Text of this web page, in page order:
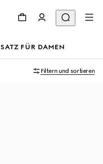
FÜR DAMEN
Filtern und sortieren